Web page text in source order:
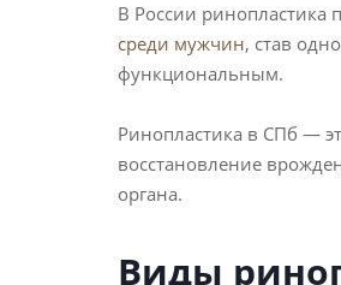
В России ринопластика
среди мужчин, став
функциональным.
Ринопластика в СПб —
восстановление
органа.
Виды